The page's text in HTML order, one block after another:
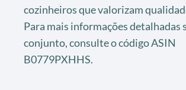
cozinheiros que valorizam
Para mais informações detalhadas
conjunto, consulte o código ASIN
B0779PXHHS.